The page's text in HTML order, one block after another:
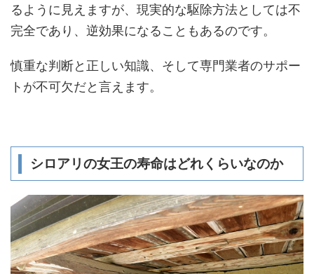
るように見えますが、現実的な駆除方法としては不
完全であり、逆効果になることもあるのです。
慎重な判断と正しい知識、そして専門業者のサポー
トが不可欠だと言えます。
シロアリの女王の寿命はどれくらいなのか